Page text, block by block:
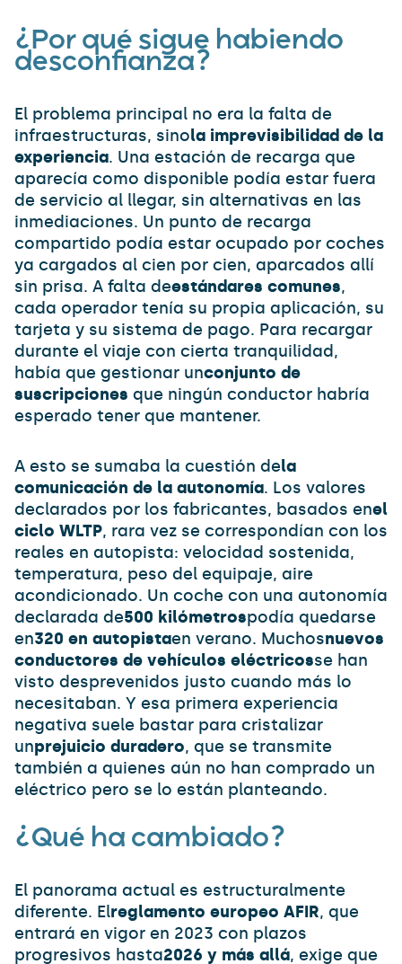
¿Por qué sigue habiendo
desconfianza?
El problema principal no era la falta de
infraestructuras, sinola imprevisibilidad de la
experiencia. Una estación de recarga que
aparecía como disponible podía estar fuera
de servicio al llegar, sin alternativas en las
inmediaciones. Un punto de recarga
compartido podía estar ocupado por coches
ya cargados al cien por cien, aparcados allí
sin prisa. A falta deestándares comunes,
cada operador tenía su propia aplicación, su
tarjeta y su sistema de pago. Para recargar
durante el viaje con cierta tranquilidad,
había que gestionar unconjunto de
suscripciones que ningún conductor habría
esperado tener que mantener.
A esto se sumaba la cuestión dela
comunicación de la autonomía. Los valores
declarados por los fabricantes, basados enel
ciclo WLTP, rara vez se correspondían con los
reales en autopista: velocidad sostenida,
temperatura, peso del equipaje, aire
acondicionado. Un coche con una autonomía
declarada de500 kilómetrospodía quedarse
en320 en autopistaen verano. Muchosnuevos
conductores de vehículos eléctricosse han
visto desprevenidos justo cuando más lo
necesitaban. Y esa primera experiencia
negativa suele bastar para cristalizar
unprejuicio duradero, que se transmite
también a quienes aún no han comprado un
eléctrico pero se lo están planteando.
¿Qué ha cambiado?
El panorama actual es estructuralmente
diferente. Elreglamento europeo AFIR, que
entrará en vigor en 2023 con plazos
progresivos hasta2026 y más allá, exige que